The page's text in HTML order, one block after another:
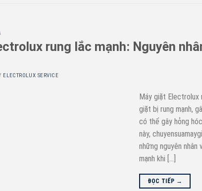
rung lắc mạnh: Nguyên
ELECTROLUX SERVICE
Máy giặt Electrolux
giặt bị rung mạnh,
có thể gây hỏng
này,
những nguyên
mạnh khi […]
ĐỌC TIẾP →